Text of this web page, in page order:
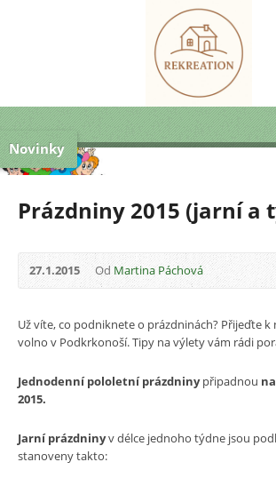
Novinky
Prázdniny 2015 (jarní a
27.1.2015 OdMartina Páchová
Už víte, co podniknete o prázdninách? Přijeďte k
volno v Podkrkonoší. Tipy na výlety vám rádi
Jednodenní pololetní prázdninypřipadnou
2015.
Jarní prázdninyv délce jednoho týdne jsou
stanoveny takto: